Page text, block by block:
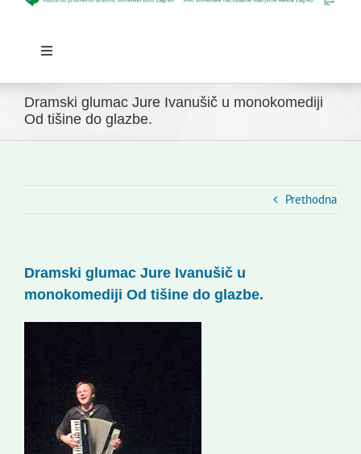
Toggle
Početna
Novosti
Slovenski dom Zagreb
Korisne informacije
Dramski glumac Jure Ivanušič u monokomediji
Od tišine do glazbe.
Prethodna
Dramski glumac Jure Ivanušič u
monokomediji Od tišine do glazbe.